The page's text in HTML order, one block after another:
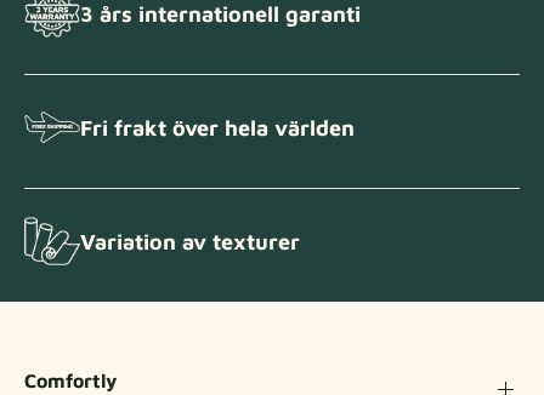
3 års internationell garanti
Fri frakt över hela världen
Variation av texturer
Comfortly